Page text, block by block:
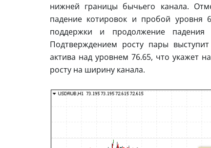
нижней границы бычьего канала.
падение котировок и пробой уровня
поддержки и продолжение
Подтверждением росту пары
актива над уровнем 76.65, что укажет
росту на ширину канала.